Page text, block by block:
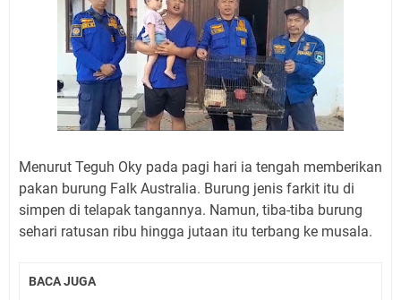
Menurut Teguh Oky pada pagi hari ia tengah memberikan
pakan burung Falk Australia. Burung jenis farkit itu di
simpen di telapak tangannya. Namun, tiba-tiba burung
sehari ratusan ribu hingga jutaan itu terbang ke musala.
BACA JUGA